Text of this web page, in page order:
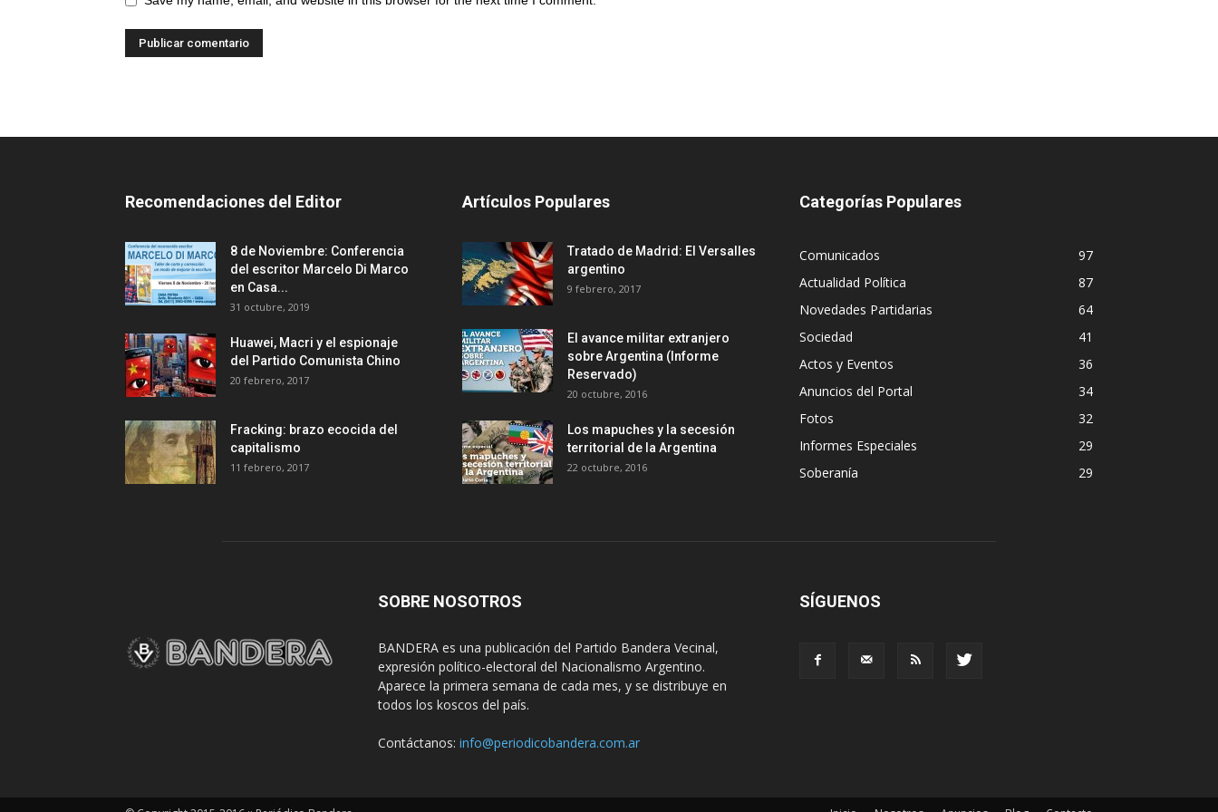
Recomendaciones del Editor
8 de Noviembre: Conferencia
del escritor Marcelo Di Marco
en Casa...
31 octubre, 2019
Huawei, Macri y el espionaje
del Partido Comunista Chino
20 febrero, 2017
Fracking: brazo ecocida del
capitalismo
11 febrero, 2017
Artículos Populares
Tratado de Madrid: El Versalles
argentino
9 febrero, 2017
El avance militar extranjero
sobre Argentina (Informe
Reservado)
20 octubre, 2016
Los mapuches y la secesión
territorial de la Argentina
22 octubre, 2016
Categorías Populares
Comunicados
97
Actualidad Política
87
Novedades Partidarias
64
Sociedad
41
Actos y Eventos
36
Anuncios del Portal
34
Fotos
32
Informes Especiales
29
Soberanía
29
SOBRE NOSOTROS
BANDERA es una publicación del Partido Bandera Vecinal,
expresión político-electoral del Nacionalismo Argentino.
Aparece la primera semana de cada mes, y se distribuye en
todos los koscos del país.
Contáctanos: info@periodicobandera.com.ar
SÍGUENOS